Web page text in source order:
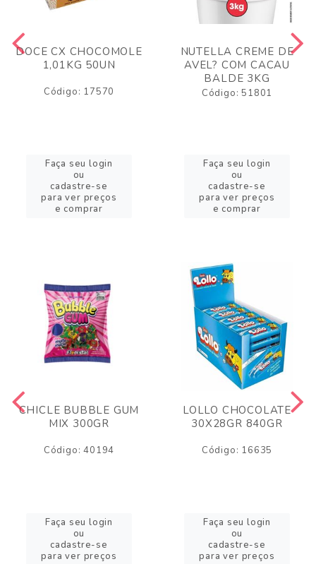
DOCE CX CHOCOMOLE
1,01KG 50UN
Código: 17570
Faça seu login
ou
cadastre-se
para ver preços
e comprar
NUTELLA CREME DE
AVEL? COM CACAU
BALDE 3KG
Código: 51801
Faça seu login
ou
cadastre-se
para ver preços
e comprar
CHICLE BUBBLE GUM
MIX 300GR
Código: 40194
Faça seu login
ou
cadastre-se
para ver preços
LOLLO CHOCOLATE
30X28GR 840GR
Código: 16635
Faça seu login
ou
cadastre-se
para ver preços